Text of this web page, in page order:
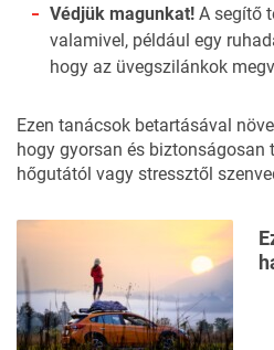
Védjük magunkat! A segítő
valamivel, például egy
hogy az üvegszilánkok
Ezen tanácsok betartásával
hogy gyorsan és biztonságosan
hőgutától vagy stressztől